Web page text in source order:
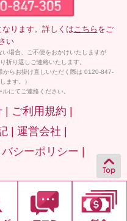
ります。詳しくは こちら をご
い
場合、ご不便をおかけいたしますが
り返しご連絡いたします。
からお掛け直しいただく際は 0120-847-
ます。）
にてご連絡ください。
| ご利用規約 |
| 運営会社 |
シーポリシー |